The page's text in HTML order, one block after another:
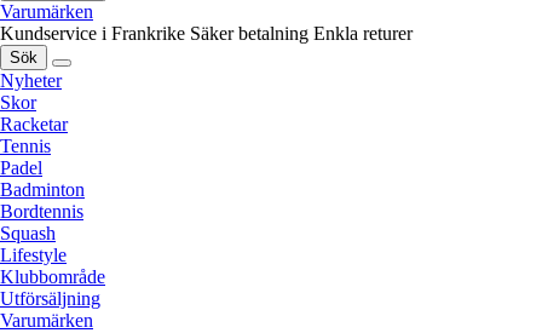
Varumärken
Kundservice i Frankrike Säker betalning Enkla returer
Sök
Nyheter
Skor
Racketar
Tennis
Padel
Badminton
Bordtennis
Squash
Lifestyle
Klubbområde
Utförsäljning
Varumärken